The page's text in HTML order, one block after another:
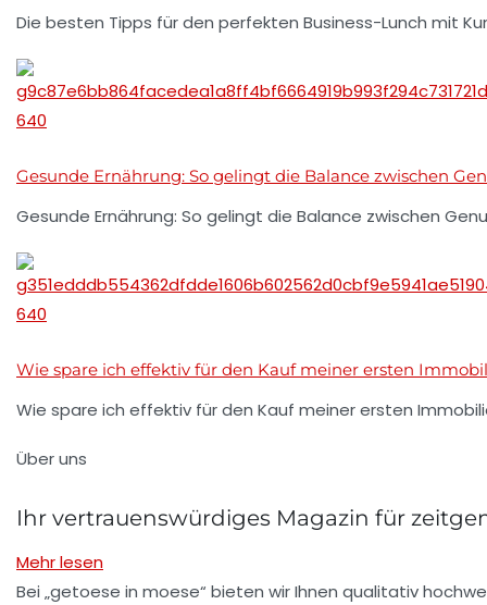
Die besten Tipps für den perfekten Business-Lunch mit
Gesunde Ernährung: So gelingt die Balance zwischen
Gesunde Ernährung: So gelingt die Balance zwischen
Wie spare ich effektiv für den Kauf meiner ersten
Wie spare ich effektiv für den Kauf meiner ersten
Über uns
Ihr vertrauenswürdiges Magazin für
Mehr lesen
Bei „getoese in moese“ bieten wir Ihnen qualitativ